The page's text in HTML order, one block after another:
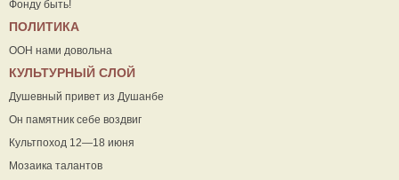
Фонду быть!
ПОЛИТИКА
ООН нами довольна
КУЛЬТУРНЫЙ СЛОЙ
Душевный привет из Душанбе
Он памятник себе воздвиг
Культпоход 12—18 июня
Мозаика талантов